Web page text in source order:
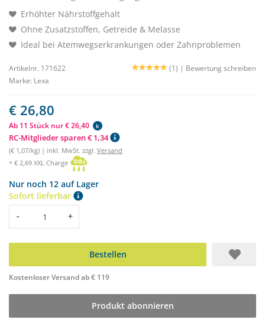
Erhöhter Nährstoffgehalt
Ohne Zusatzstoffen, Getreide & Melasse
Ideal bei Atemwegserkrankungen oder Zahnproblemen
Artikelnr. 171622 (1) | Bewertung schreiben
Marke: Lexa
€ 26,80
Ab 11 Stück nur € 26,40 k
RC-Mitglieder sparen € 1,34
(€ 1,07/kg) | inkl. MwSt. zzgl. Versand
+ € 2,69 XXL Charge
Nur noch 12 auf Lager
Sofort lieferbar
Menge
- +
Bestellen
Kostenloser Versand ab € 119
Produkt abonnieren